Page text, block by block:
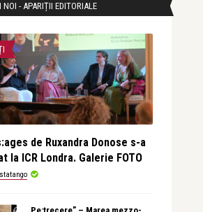
NOI - APARIȚII EDITORIALE
de Ruxandra Donose s-a
la ICR Londra. Galerie FOTO